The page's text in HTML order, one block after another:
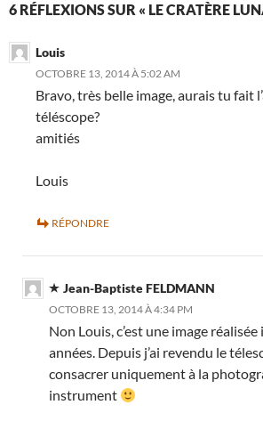
6 RÉFLEXIONS SUR « LE CRATÈRE
Louis
OCTOBRE 13, 2014 À 5:02 AM
Bravo, très belle image, aurais tu fait
téléscope?
amitiés
Louis
RÉPONDRE
Jean-Baptiste FELDMANN
OCTOBRE 13, 2014 À 4:34 PM
Non Louis, c’est une image
années. Depuis j’ai revendu le
consacrer uniquement à la
instrument